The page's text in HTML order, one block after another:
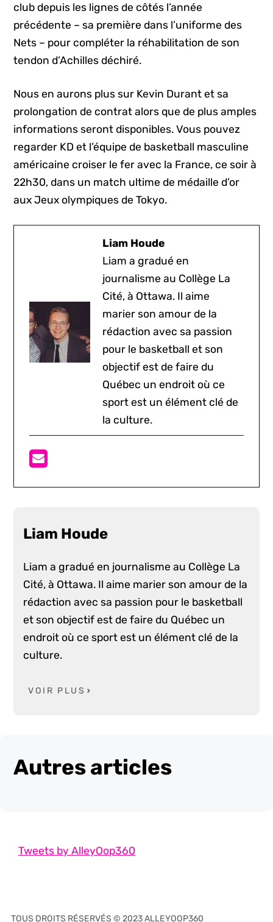
club depuis les lignes de côtés l’année
précédente – sa première dans l’uniforme des
Nets – pour compléter la réhabilitation de son
tendon d’Achilles déchiré.
Nous en aurons plus sur Kevin Durant et sa
prolongation de contrat alors que de plus amples
informations seront disponibles. Vous pouvez
regarder KD et l’équipe de basketball masculine
américaine croiser le fer avec la France, ce soir à
22h30, dans un match ultime de médaille d’or
aux Jeux olympiques de Tokyo.
Liam Houde
Liam a gradué en
journalisme au Collège La
Cité, à Ottawa. Il aime
marier son amour de la
rédaction avec sa passion
pour le basketball et son
objectif est de faire du
Québec un endroit où ce
sport est un élément clé de
la culture.
Liam Houde
Liam a gradué en journalisme au Collège La
Cité, à Ottawa. Il aime marier son amour de la
rédaction avec sa passion pour le basketball
et son objectif est de faire du Québec un
endroit où ce sport est un élément clé de la
culture.
VOIR PLUS
Autres articles
Tweets by AlleyOop360
TOUS DROITS RÉSERVÉS © 2023 ALLEYOOP360